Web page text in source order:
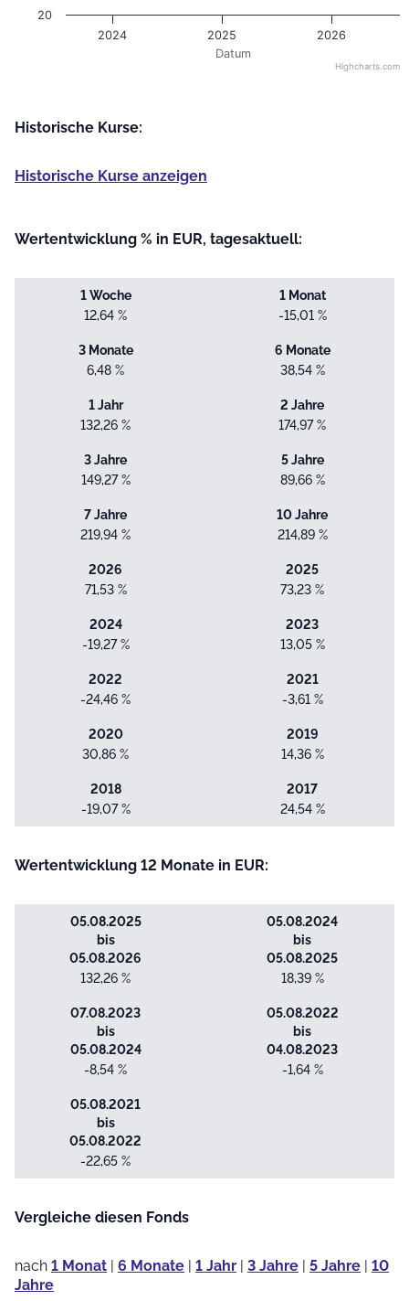
Datum
2024 2025 2026
20
Highcharts.com
Historische Kurse:
Historische Kurse anzeigen
Wertentwicklung % in EUR, tagesaktuell:
1 Woche
12,64 %
1 Monat
-15,01 %
3 Monate
6,48 %
6 Monate
38,54 %
1 Jahr
132,26 %
2 Jahre
174,97 %
3 Jahre
149,27 %
5 Jahre
89,66 %
7 Jahre
219,94 %
10 Jahre
214,89 %
2026
71,53 %
2025
73,23 %
2024
-19,27 %
2023
13,05 %
2022
-24,46 %
2021
-3,61 %
2020
30,86 %
2019
14,36 %
2018
-19,07 %
2017
24,54 %
Wertentwicklung 12 Monate in EUR:
05.08.2025
bis
05.08.2026
132,26 %
05.08.2024
bis
05.08.2025
18,39 %
07.08.2023
bis
05.08.2024
-8,54 %
05.08.2022
bis
04.08.2023
-1,64 %
05.08.2021
bis
05.08.2022
-22,65 %
Vergleiche diesen Fonds
nach 1 Monat | 6 Monate | 1 Jahr | 3 Jahre | 5 Jahre | 10
Jahre